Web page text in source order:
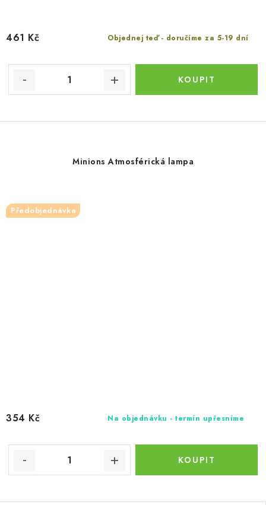
Objednej teď - doručíme za 5-19 dní
461 Kč
Minions Atmosférická lampa
Předobjednávka
Na objednávku - termín upřesníme
354 Kč